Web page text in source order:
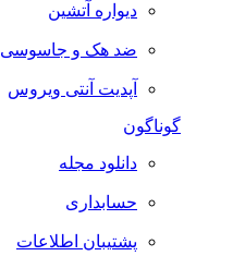
دیواره آتشین
ضد هک و جاسوسی
آپدیت آنتی ویروس
گوناگون
دانلود مجله
حسابداری
پشتیبان اطلاعات